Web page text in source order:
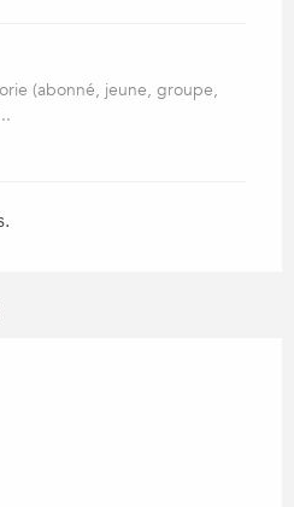
(abonné, jeune, groupe,